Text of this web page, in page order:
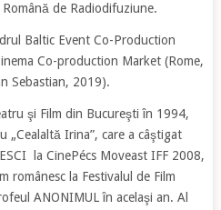
de Radiodifuziune.
Baltic Event Co-Production
Co-production Market (Rome,
Sebastian, 2019).
şi Film din Bucureşti în 1994,
„Cealaltă Irina”, care a câştigat
la CinePécs Moveast IFF 2008,
românesc la Festivalul de Film
ANONIMUL în acelaşi an. Al